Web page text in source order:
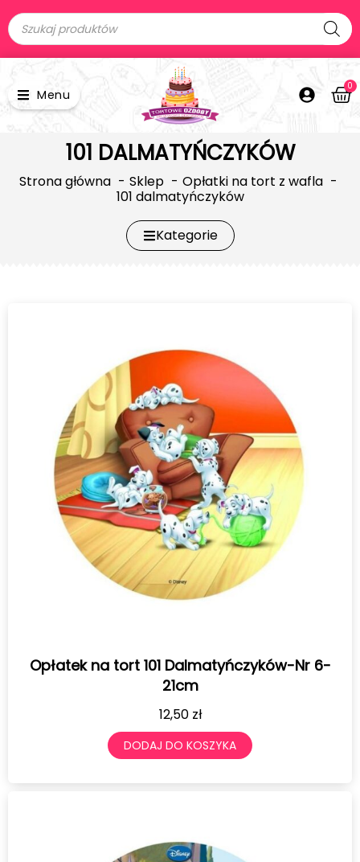
Menu
0
101 DALMATYŃCZYKÓW
Strona główna Sklep
Opłatki na tort z wafla
101 dalmatyńczyków
Kategorie
Opłatek na tort 101 Dalmatyńczyków-Nr 6-
21cm
12,50 zł
DODAJ DO KOSZYKA